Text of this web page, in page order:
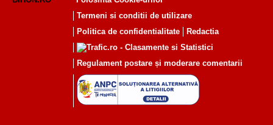
Termeni si conditii de utilizare
Politica de confidentialitate
Redactia
Regulament postare și moderare comentarii